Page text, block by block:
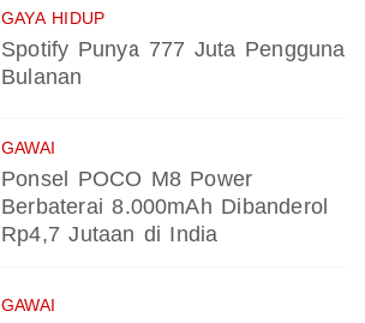
GAYA HIDUP
Spotify Punya 777 Juta Pengguna
Bulanan
GAWAI
Ponsel POCO M8 Power
Berbaterai 8.000mAh Dibanderol
Rp4,7 Jutaan di India
GAWAI